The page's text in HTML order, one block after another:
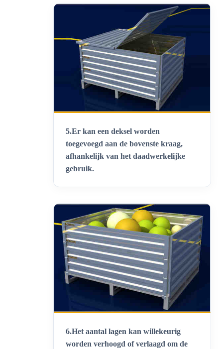
5.Er kan een deksel worden
toegevoegd aan de bovenste kraag,
afhankelijk van het daadwerkelijke
gebruik.
6.Het aantal lagen kan willekeurig
worden verhoogd of verlaagd om de